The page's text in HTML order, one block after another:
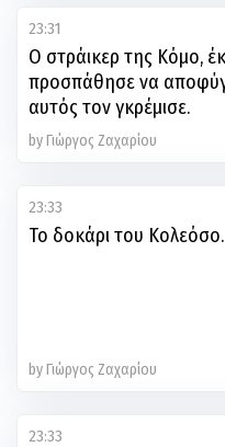
23:31
Ο στράικερ της Κόμο,
προσπάθησε να
αυτός τον γκρέμισε.
by Γιώργος Ζαχαρίου
23:33
Το δοκάρι του Κολεόσο.
by Γιώργος Ζαχαρίου
23:33